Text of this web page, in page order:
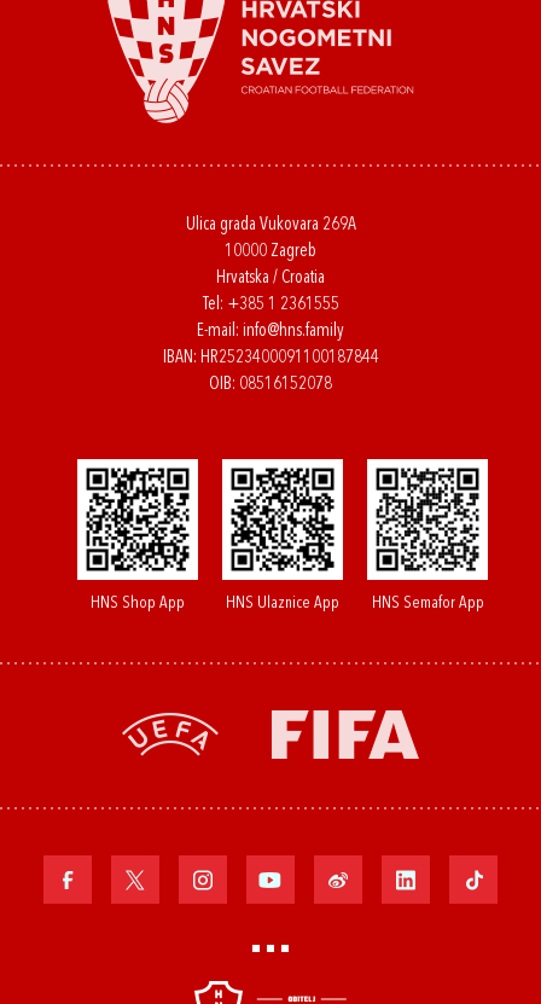
Ulica grada Vukovara 269A
10000 Zagreb
Hrvatska / Croatia
Tel: +385 1 2361555
E-mail: info@hns.family
IBAN: HR2523400091100187844
OIB: 08516152078
HNS Shop App HNS Ulaznice App HNS Semafor App